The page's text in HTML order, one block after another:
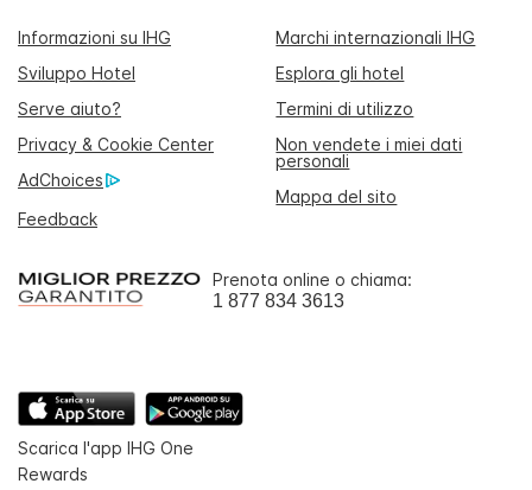
Informazioni su IHG
Marchi internazionali IHG
Sviluppo Hotel
Esplora gli hotel
Serve aiuto?
Termini di utilizzo
Privacy & Cookie Center
Non vendete i miei dati
personali
AdChoices
Mappa del sito
Feedback
Prenota online o chiama:
1 877 834 3613
Scarica l'app IHG One
Rewards